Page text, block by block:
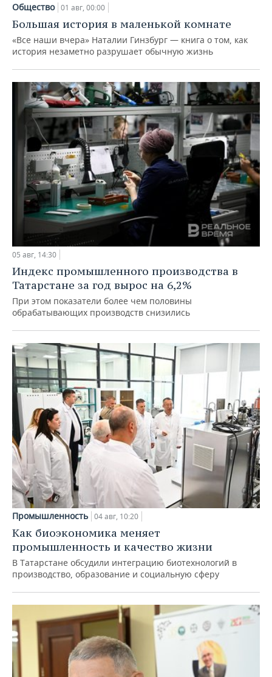
Общество 01 авг, 00:00
Большая история в маленькой комнате
«Все наши вчера» Наталии Гинзбург — книга о том, как
история незаметно разрушает обычную жизнь
05 авг, 14:30
Индекс промышленного производства в
Татарстане за год вырос на 6,2%
При этом показатели более чем половины
обрабатывающих производств снизились
Промышленность 04 авг, 10:20
Как биоэкономика меняет
промышленность и качество жизни
В Татарстане обсудили интеграцию биотехнологий в
производство, образование и социальную сферу